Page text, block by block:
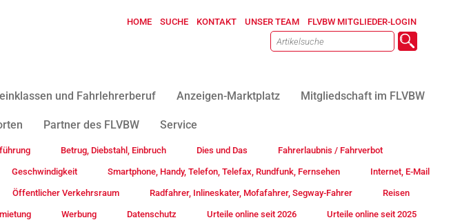
HOME SUCHE KONTAKT UNSER TEAM FLVBW MITGLIEDER-LOGIN
und Fahrlehrerberuf Anzeigen-Marktplatz Mitgliedschaft im FLVBW
Partner des FLVBW Service
Betrug, Diebstahl, Einbruch Dies und Das Fahrerlaubnis / Fahrverbot
Geschwindigkeit Smartphone, Handy, Telefon, Telefax, Rundfunk, Fernsehen Internet, E-Mail
Öffentlicher Verkehrsraum Radfahrer, Inlineskater, Mofafahrer, Segway-Fahrer Reisen
Werbung Datenschutz Urteile online seit 2026 Urteile online seit 2025